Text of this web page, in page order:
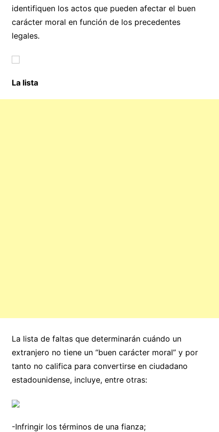
identifiquen los actos que pueden afectar el buen
carácter moral en función de los precedentes
legales.
La lista
La lista de faltas que determinarán cuándo un
extranjero no tiene un “buen carácter moral” y por
tanto no califica para convertirse en ciudadano
estadounidense, incluye, entre otras:
-Infringir los términos de una fianza;